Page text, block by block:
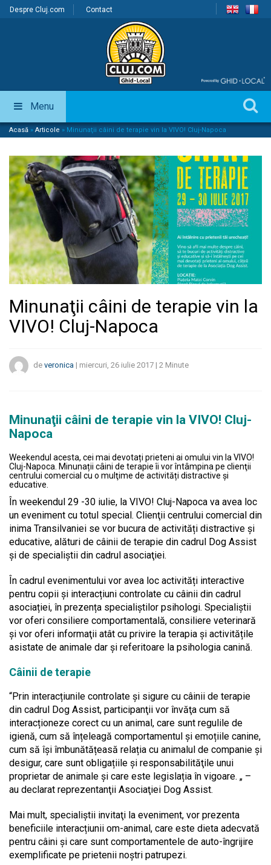
Despre Cluj.com Contact
Menu
Acasă » Articole » Minunaţii câini de terapie vin la VIVO! Cluj-Napoca
Minunaţii câini de terapie vin la
VIVO! Cluj-Napoca
de veronica | miercuri, 26 iulie 2017 | 2 Minute
Minunaţii câini de terapie vin la VIVO! Cluj-
Napoca
Weekendul acesta, cei mai devotați prieteni ai omului vin la VIVO!
Cluj-Napoca. Minunații câini de terapie îi vor întâmpina pe clienţii
centrului comercial cu o mulţime de activități distractive și
educative.
În weekendul 29 -30 iulie, la VIVO! Cluj-Napoca va avea loc
un eveniment cu totul special. Clienţii centrului comercial din
inima Transilvaniei se vor bucura de activități distractive și
educative, alături de câinii de terapie din cadrul Dog Assist
şi de specialiştii din cadrul asociaţiei.
În cadrul evenimentului vor avea loc activități interactive
pentru copii şi interacțiuni controlate cu câinii din cadrul
asociației, în prezența specialiștilor psihologi. Specialiştii
vor oferi consiliere comportamentală, consiliere veterinară
şi vor oferi informaţii atât cu privire la terapia și activitățile
asistate de animale dar şi referitoare la psihologia canină.
Câinii de terapie
“Prin interacțiunile controlate și sigure cu câinii de terapie
din cadrul Dog Assist, participanţii vor învăţa cum să
interacționeze corect cu un animal, care sunt regulile de
igienă, cum să înțeleagă comportamentul și emoțiile canine,
cum să îşi îmbunătățeasă relația cu animalul de companie şi
desigur, care sunt obligațiile și responsabilităţile unui
proprietar de animale și care este legislația în vigoare. „ –
au declarat reprezentanţii Asociaţiei Dog Assist.
Mai mult, specialiştii invitaţi la eveniment, vor prezenta
beneficiile interacțiunii om-animal, care este dieta adecvată
pentru câini şi care sunt comportamentele de auto-îngrijire
exemplificate pe prietenii noştri patrupezi.